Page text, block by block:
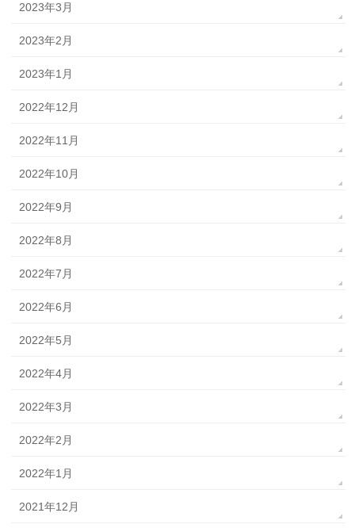
2023年3月
2023年2月
2023年1月
2022年12月
2022年11月
2022年10月
2022年9月
2022年8月
2022年7月
2022年6月
2022年5月
2022年4月
2022年3月
2022年2月
2022年1月
2021年12月